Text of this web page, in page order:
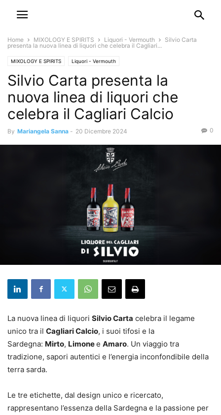
Home MIXOLOGY E SPIRITS Liquori - Vermouth
Silvio Carta
presenta la nuova linea di liquori che celebra il Cagliari...
MIXOLOGY E SPIRITS Liquori - Vermouth
Silvio Carta presenta la
nuova linea di liquori che
celebra il Cagliari Calcio
By Mariangela Sanna - 20 Dicembre 2024 0
La nuova linea di liquori Silvio Carta celebra il legame
unico tra il Cagliari Calcio, i suoi tifosi e la
Sardegna: Mirto, Limonee Amaro. Un viaggio tra
tradizione, sapori autentici e l’energia inconfondibile della
terra sarda.
Le tre etichette, dal design unico e ricercato,
rappresentano l’essenza della Sardegna e la passione per